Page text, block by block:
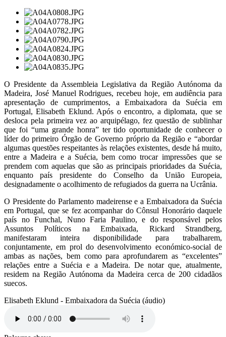
O Presidente da Assembleia Legislativa da Região Autónoma da
Madeira, José Manuel Rodrigues, recebeu hoje, em audiência para
apresentação de cumprimentos, a Embaixadora da Suécia em
Portugal, Elisabeth Eklund. Após o encontro, a diplomata, que se
desloca pela primeira vez ao arquipélago, fez questão de sublinhar
que foi “uma grande honra” ter tido oportunidade de conhecer o
líder do primeiro Órgão de Governo próprio da Região e “abordar
algumas questões respeitantes às relações existentes, desde há muito,
entre a Madeira e a Suécia, bem como trocar impressões que se
prendem com aquelas que são as principais prioridades da Suécia,
enquanto país presidente do Conselho da União Europeia,
designadamente o acolhimento de refugiados da guerra na Ucrânia.
O Presidente do Parlamento madeirense e a Embaixadora da Suécia
em Portugal, que se fez acompanhar do Cônsul Honorário daquele
país no Funchal, Nuno Faria Paulino, e do responsável pelos
Assuntos Políticos na Embaixada, Rickard Strandberg,
manifestaram inteira disponibilidade para trabalharem,
conjuntamente, em prol do desenvolvimento económico-social de
ambas as nações, bem como para aprofundarem as “excelentes”
relações entre a Suécia e a Madeira. De notar que, atualmente,
residem na Região Autónoma da Madeira cerca de 200 cidadãos
suecos.
Elisabeth Eklund - Embaixadora da Suécia (áudio)